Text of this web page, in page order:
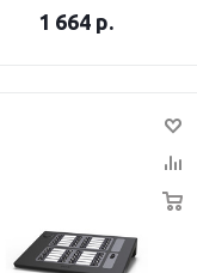
1 664 р.